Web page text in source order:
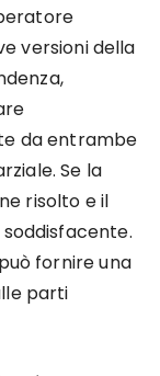
versioni della
da entrambe
Se la
risolto e il
fornire una
parti